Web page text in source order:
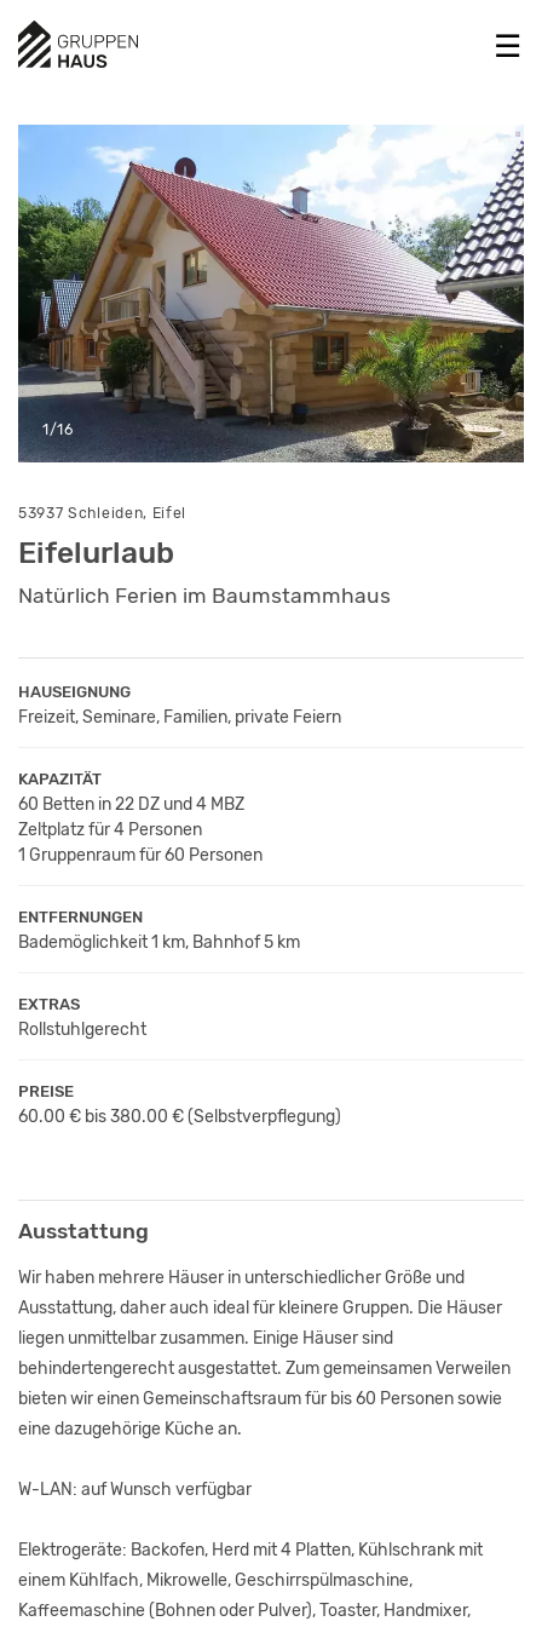
1/16
53937 Schleiden, Eifel
Eifelurlaub
Natürlich Ferien im Baumstammhaus
HAUSEIGNUNG
Freizeit, Seminare, Familien, private Feiern
KAPAZITÄT
60 Betten in 22 DZ und 4 MBZ
Zeltplatz für 4 Personen
1 Gruppenraum für 60 Personen
ENTFERNUNGEN
Bademöglichkeit 1 km, Bahnhof 5 km
EXTRAS
Rollstuhlgerecht
PREISE
60.00 € bis 380.00 €(Selbstverpflegung)
Ausstattung
Wir haben mehrere Häuser in unterschiedlicher Größe und
Ausstattung, daher auch ideal für kleinere Gruppen. Die Häuser
liegen unmittelbar zusammen. Einige Häuser sind
behindertengerecht ausgestattet. Zum gemeinsamen Verweilen
bieten wir einen Gemeinschaftsraum für bis 60 Personen sowie
eine dazugehörige Küche an.
W-LAN: auf Wunsch verfügbar
Elektrogeräte: Backofen, Herd mit 4 Platten, Kühlschrank mit
einem Kühlfach, Mikrowelle, Geschirrspülmaschine,
Kaffeemaschine (Bohnen oder Pulver), Toaster, Handmixer,